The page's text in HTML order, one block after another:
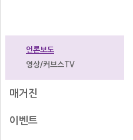
언론보도
영상/커브스TV
매거진
이벤트